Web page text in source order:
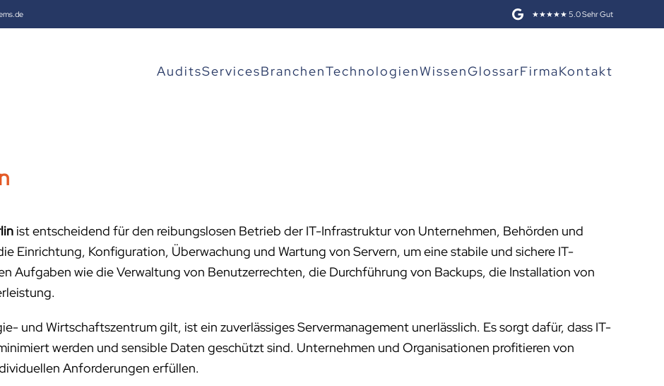
★★★★★ 5.0 Sehr Gut
AuditsServicesBranchenTechnologienWissenGlossarFirmaKontakt
ist entscheidend für den reibungslosen Betrieb der IT-Infrastruktur von Unternehmen, Behörden und
Einrichtung, Konfiguration, Überwachung und Wartung von Servern, um eine stabile und sichere IT-
Aufgaben wie die Verwaltung von Benutzerrechten, die Durchführung von Backups, die Installation von
und Wirtschaftszentrum gilt, ist ein zuverlässiges Servermanagement unerlässlich. Es sorgt dafür, dass IT-
werden und sensible Daten geschützt sind. Unternehmen und Organisationen profitieren von
Anforderungen erfüllen.